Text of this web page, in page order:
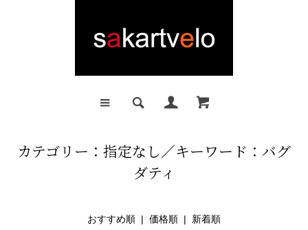
カテゴリー：指定なし／キーワード：バグ
ダティ
おすすめ順 | 価格順 | 新着順